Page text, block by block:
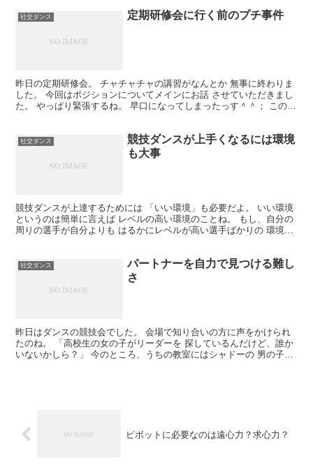
社交ダンス 定期研修会に行く前のプチ事件
昨日の定期研修会。 チャチャチャの講習がなんとか 無事に終わりま
した。 今回はポジションについてメインにお話 させていただきまし
た。 やっぱり緊張するね。 早口になってしまったっす＾＾； この日
社交ダンス
競技ダンスが上手くなるには環境
も大事
競技ダンスが上達するためには 「いい環境」も必要だよ。 いい環境
というのは簡単に言えば レベルの高い環境のことね。 もし、自分の
周りの選手が自分よりも はるかにレベルが高い選手ばかりの 環境に
社交ダンス
パートナーを自力で見つける難し
さ
昨日はダンスの競技会でした。 会場で知り合いの方に声をかけられ
たのね。 「高校生の女の子がリーダーを 探しているんだけど、誰か
いないかしら？」 今のところ、うちの教室にはシャドーの 男の子は
ピボットに必要なのは遠心力？求心力？